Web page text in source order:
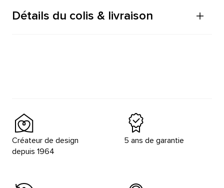
Détails du colis & livraison
Créateur de design
depuis 1964
5 ans de garantie